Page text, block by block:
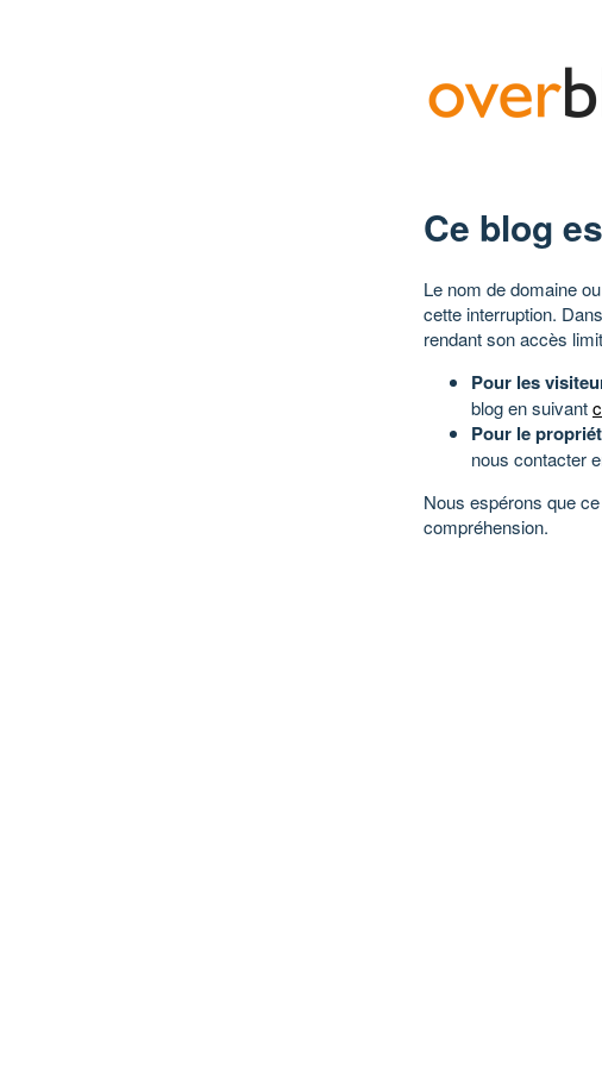
Ce blog
Le nom de domaine
cette interruption.
rendant son accès
Pour les
blog en suivant
Pour le
nous contacter
Nous espérons que
compréhension.